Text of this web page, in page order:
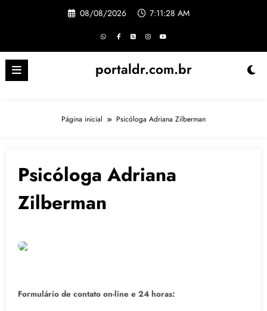
08/08/2026 7:11:28 AM
portaldr.com.br
Página inicial Psicóloga Adriana Zilberman
Psicóloga Adriana
Zilberman
Formulário de contato on-line e 24 horas: